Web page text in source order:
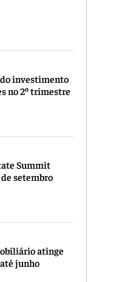
investimento
no 2º trimestre
Summit
de setembro
atinge
junho